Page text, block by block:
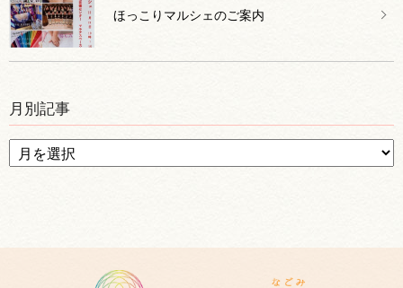
ほっこりマルシェのご案内
月別記事